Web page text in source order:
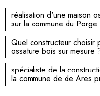
réalisation d'une maison
sur la commune du
Quel constructeur choisir
ossature bois sur mesure
spécialiste de la
la commune de de Ares